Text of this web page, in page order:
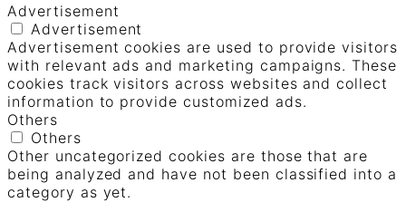
Advertisement
Advertisement
Advertisement cookies are used to provide visitors
with relevant ads and marketing campaigns. These
cookies track visitors across websites and collect
information to provide customized ads.
Others
Others
Other uncategorized cookies are those that are
being analyzed and have not been classified into a
category as yet.